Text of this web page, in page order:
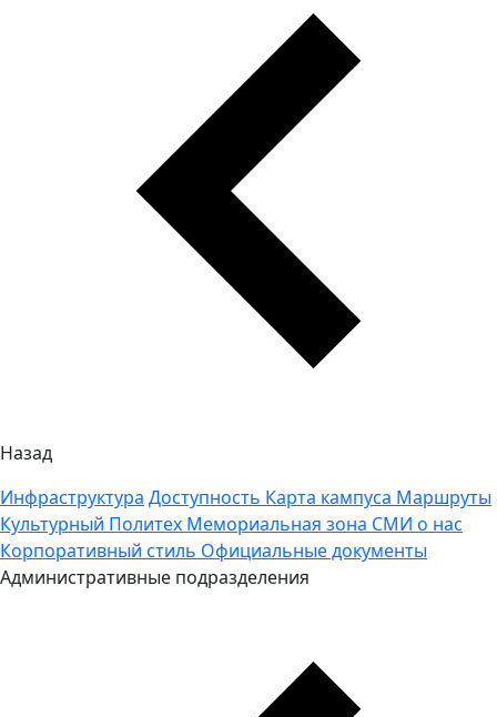
Назад
Инфраструктура Доступность Карта кампуса Маршруты
Культурный Политех Мемориальная зона СМИ о нас
Корпоративный стиль Официальные документы
Административные подразделения